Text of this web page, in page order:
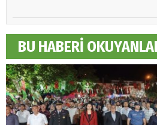
BU HABERİ